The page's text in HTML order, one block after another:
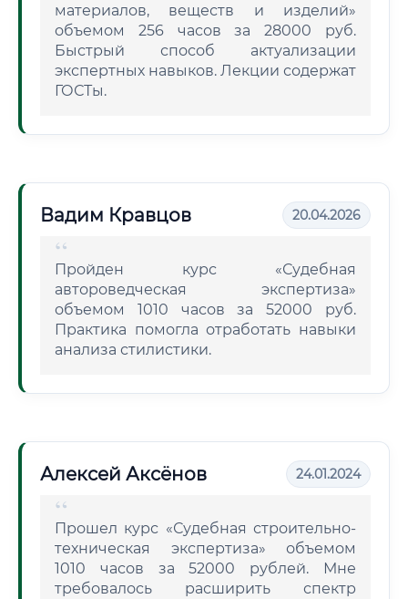
материалов, веществ и изделий»
объемом 256 часов за 28000 руб.
Быстрый способ актуализации
экспертных навыков. Лекции содержат
ГОСТы.
Вадим Кравцов 20.04.2026
Пройден курс «Судебная
автороведческая экспертиза»
объемом 1010 часов за 52000 руб.
Практика помогла отработать навыки
анализа стилистики.
Алексей Аксёнов 24.01.2024
Прошел курс «Судебная строительно-
техническая экспертиза» объемом
1010 часов за 52000 рублей. Мне
требовалось расширить спектр